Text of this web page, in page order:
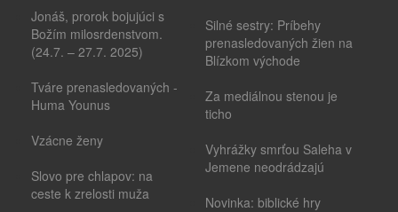
Jonáš, prorok bojujúci s
Božím milosrdenstvom.
(24.7. – 27.7. 2025)
Tváre prenasledovaných -
Huma Younus
Vzácne ženy
Slovo pre chlapov: na
ceste k zrelosti muža
Silné sestry: Príbehy
prenasledovaných žien na
Blízkom východe
Za mediálnou stenou je
ticho
Vyhrážky smrťou Saleha v
Jemene neodrádzajú
Novinka: biblické hry